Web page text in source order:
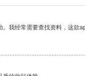
我经常需要查找资料，这款